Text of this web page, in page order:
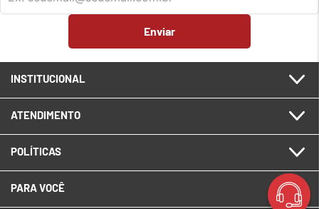
Enviar
INSTITUCIONAL
ATENDIMENTO
POLÍTICAS
PARA VOCÊ